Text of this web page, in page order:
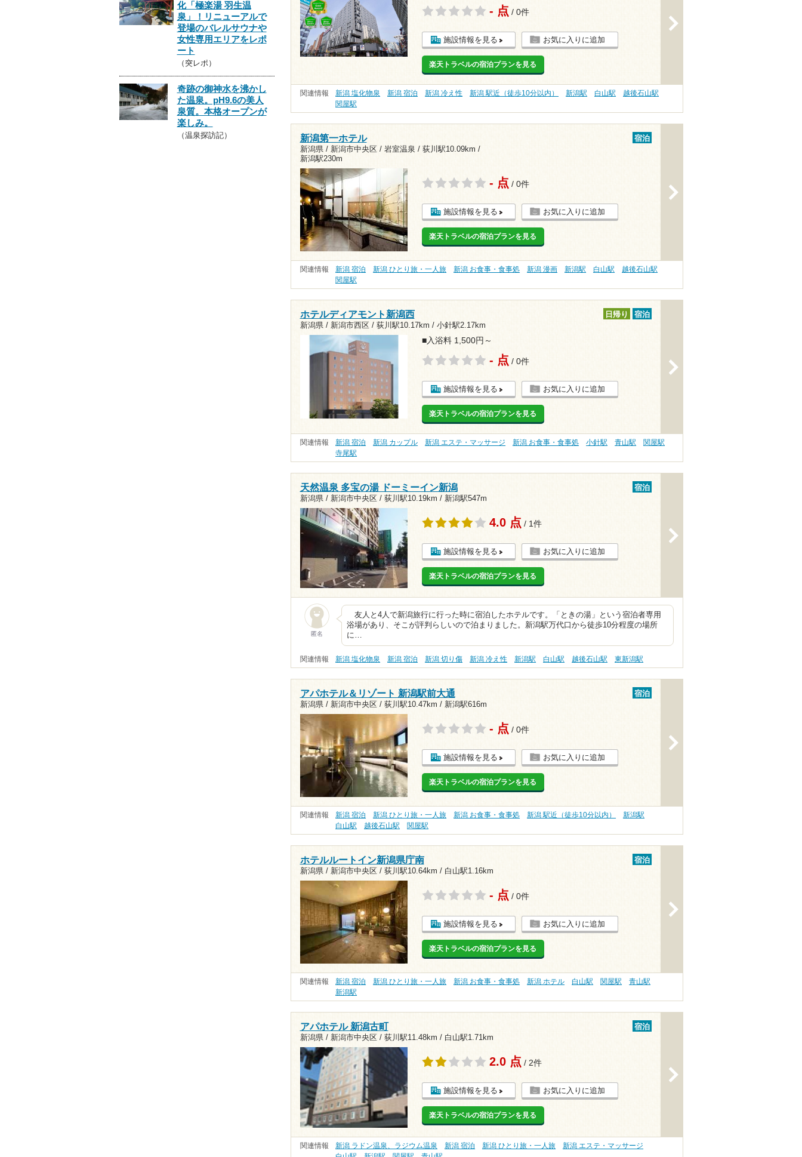
- 点 / 0件
施設情報を見る お気に入りに追加
楽天トラベルの宿泊プランを見る
関連情報 新潟 塩化物泉 新潟 宿泊 新潟 冷え性 新潟 駅近（徒歩10分以内） 新潟駅 白山駅
越後石山駅
関屋駅
新潟第一ホテル
新潟県 / 新潟市中央区 / 岩室温泉 / 荻川駅10.09km /
新潟駅230m
宿泊
- 点 / 0件
施設情報を見る お気に入りに追加
楽天トラベルの宿泊プランを見る
関連情報 新潟 宿泊 新潟 ひとり旅・一人旅 新潟 お食事・食事処 新潟 漫画 新潟駅 白山駅
越後石山駅
関屋駅
ホテルディアモント新潟西
新潟県 / 新潟市西区 / 荻川駅10.17km / 小針駅2.17km
日帰り 宿泊
■入浴料 1,500円～
- 点 / 0件
施設情報を見る お気に入りに追加
楽天トラベルの宿泊プランを見る
関連情報 新潟 宿泊 新潟 カップル 新潟 エステ・マッサージ 新潟 お食事・食事処 小針駅 青山駅
関屋駅
寺尾駅
天然温泉 多宝の湯 ドーミーイン新潟
新潟県 / 新潟市中央区 / 荻川駅10.19km / 新潟駅547m
宿泊
4.0 点 / 1件
施設情報を見る お気に入りに追加
楽天トラベルの宿泊プランを見る
匿名
友人と4人で新潟旅行に行った時に宿泊したホテルです。「ときの湯」という宿泊者専用
浴場があり、そこが評判らしいので泊まりました。新潟駅万代口から徒歩10分程度の場所
に…
関連情報 新潟 塩化物泉 新潟 宿泊 新潟 切り傷 新潟 冷え性 新潟駅 白山駅 越後石山駅 東新潟駅
アパホテル＆リゾート 新潟駅前大通
新潟県 / 新潟市中央区 / 荻川駅10.47km / 新潟駅616m
宿泊
- 点 / 0件
施設情報を見る お気に入りに追加
楽天トラベルの宿泊プランを見る
関連情報 新潟 宿泊 新潟 ひとり旅・一人旅 新潟 お食事・食事処 新潟 駅近（徒歩10分以内）
新潟駅
白山駅
越後石山駅 関屋駅
ホテルルートイン新潟県庁南
新潟県 / 新潟市中央区 / 荻川駅10.64km / 白山駅1.16km
宿泊
- 点 / 0件
施設情報を見る お気に入りに追加
楽天トラベルの宿泊プランを見る
関連情報 新潟 宿泊 新潟 ひとり旅・一人旅 新潟 お食事・食事処 新潟 ホテル 白山駅 関屋駅
青山駅
新潟駅
アパホテル 新潟古町
新潟県 / 新潟市中央区 / 荻川駅11.48km / 白山駅1.71km
宿泊
2.0 点 / 2件
施設情報を見る お気に入りに追加
楽天トラベルの宿泊プランを見る
関連情報 新潟 ラドン温泉、ラジウム温泉 新潟 宿泊 新潟 ひとり旅・一人旅
新潟 エステ・マッサージ
化「極楽湯 羽生温
泉」！リニューアルで
登場のバレルサウナや
女性専用エリアをレポ
ート
（突レポ）
奇跡の御神水を沸かし
た温泉。pH9.6の美人
泉質。本格オープンが
楽しみ。
（温泉探訪記）